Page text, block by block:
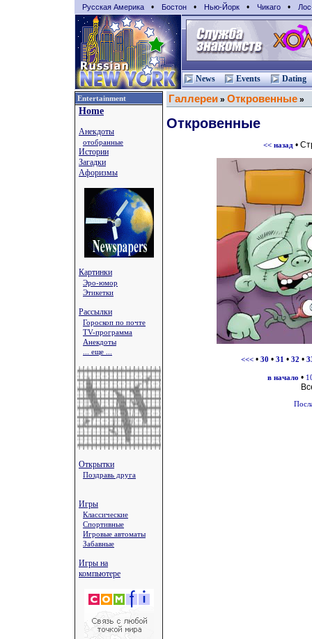
Русская Америка • Бостон • Нью-Йорк • Чикаго •
News Events Dating
Entertainment
Home
Анекдоты
отобранные
Истории
Загадки
Афоризмы
Картинки
Эро-юмор
Этикетки
Рассылки
Гороскоп по почте
TV-программа
Анекдоты
... еще ...
Открытки
Поздравь друга
Игры
Классические
Спортивные
Игровые автоматы
Забавные
Игры на
компьютере
Галлереи » Откровенные »
Откровенные
<< назад•
<<< • 30 • 31 • 32 •
в начало •